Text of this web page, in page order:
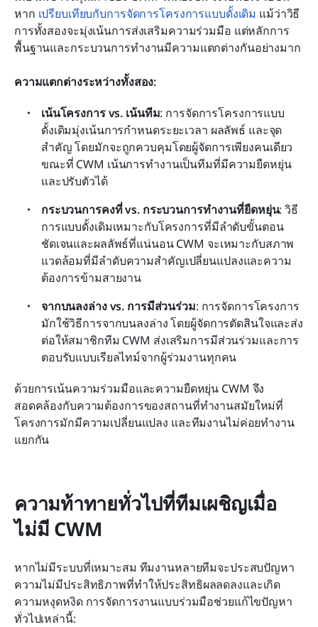
หาก เปรียบเทียบกับการจัดการโครงการแบบดั้งเดิม แม้ว่าวิธี
การทั้งสองจะมุ่งเน้นการส่งเสริมความร่วมมือ แต่หลักการ
พื้นฐานและกระบวนการทำงานมีความแตกต่างกันอย่างมาก
ความแตกต่างระหว่างทั้งสอง:
เน้นโครงการ vs. เน้นทีม: การจัดการโครงการแบบ
ดั้งเดิมมุ่งเน้นการกำหนดระยะเวลา ผลลัพธ์ และจุด
สำคัญ โดยมักจะถูกควบคุมโดยผู้จัดการเพียงคนเดียว
ขณะที่ CWM เน้นการทำงานเป็นทีมที่มีความยืดหยุ่น
และปรับตัวได้
กระบวนการคงที่ vs. กระบวนการทำงานที่ยืดหยุ่น: วิธี
การแบบดั้งเดิมเหมาะกับโครงการที่มีลำดับขั้นตอน
ชัดเจนและผลลัพธ์ที่แน่นอน CWM จะเหมาะกับสภาพ
แวดล้อมที่มีลำดับความสำคัญเปลี่ยนแปลงและความ
ต้องการข้ามสายงาน
จากบนลงล่าง vs. การมีส่วนร่วม: การจัดการโครงการ
มักใช้วิธีการจากบนลงล่าง โดยผู้จัดการตัดสินใจและส่ง
ต่อให้สมาชิกทีม CWM ส่งเสริมการมีส่วนร่วมและการ
ตอบรับแบบเรียลไทม์จากผู้ร่วมงานทุกคน
ด้วยการเน้นความร่วมมือและความยืดหยุ่น CWM จึง
สอดคล้องกับความต้องการของสถานที่ทำงานสมัยใหม่ที่
โครงการมักมีความเปลี่ยนแปลง และทีมงานไม่ค่อยทำงาน
แยกกัน
ความท้าทายทั่วไปที่ทีมเผชิญเมื่อ
ไม่มี CWM
หากไม่มีระบบที่เหมาะสม ทีมงานหลายทีมจะประสบปัญหา
ความไม่มีประสิทธิภาพที่ทำให้ประสิทธิผลลดลงและเกิด
ความหงุดหงิด การจัดการงานแบบร่วมมือช่วยแก้ไขปัญหา
ทั่วไปเหล่านี้: